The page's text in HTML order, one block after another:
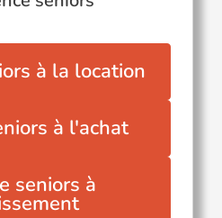
à la location
à l'achat
seniors à